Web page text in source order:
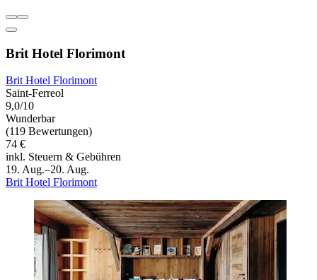
Brit Hotel Florimont
Brit Hotel Florimont
Saint-Ferreol
9,0/10
Wunderbar
(119 Bewertungen)
74 €
inkl. Steuern & Gebühren
19. Aug.–20. Aug.
Brit Hotel Florimont